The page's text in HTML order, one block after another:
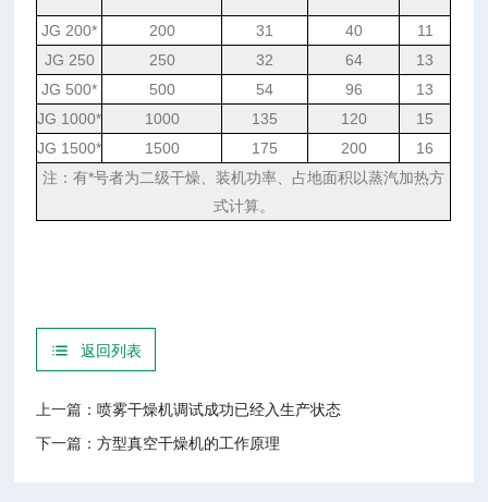
JG 200* 200 31 40
11
JG 250
250 32 64
13
JG 500*
500 54 96
13
JG 1000*
1000 135 120
15
JG 1500*
1500 175 200
16
注：有*号者为二级干燥、装机功率、占地面积以蒸汽加热方
式计算。
返回列表
上一篇：喷雾干燥机调试成功已经入生产状态
下一篇：方型真空干燥机的工作原理